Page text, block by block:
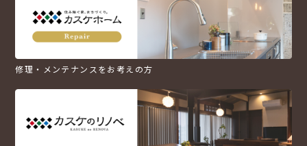
修理・メンテナンスをお考えの方